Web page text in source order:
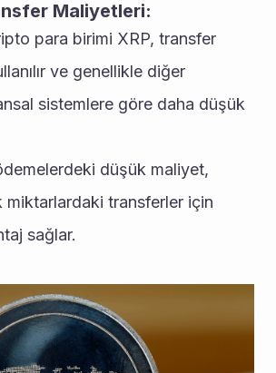
Maliyetleri:
ve genellikle diğer
sistemlere göre daha düşük
miktarlardaki transferler için
sağlar.